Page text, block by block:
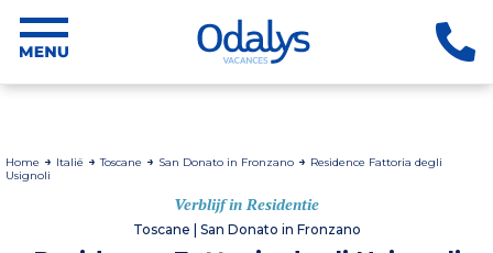
Home Italië Toscane San Donato in Fronzano
Residence Fattoria degli
Usignoli
Verblijf in Residentie
Toscane | San Donato in Fronzano